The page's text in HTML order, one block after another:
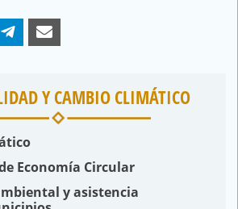
Y CAMBIO CLIMÁTICO
Economía Circular
y asistencia